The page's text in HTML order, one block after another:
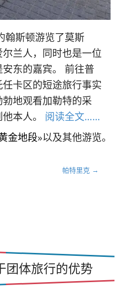
翰斯顿游览了莫斯
兰人，同时也是一位
东的嘉宾。 前往普
卡区的短途旅行事实
地观看加勒特的采
本人。 阅读全文……
金地段»以及其他游览。
帕特里克 →
团体旅行的优势